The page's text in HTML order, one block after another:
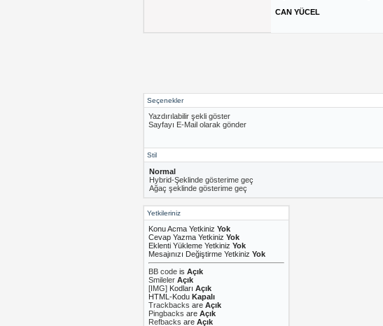
CAN YÜCEL
Seçenekler
Yazdırılabilir şekli göster
Sayfayı E-Mail olarak gönder
Stil
Normal
Hybrid-Şeklinde gösterime geç
Ağaç şeklinde gösterime geç
Yetkileriniz
Konu Acma Yetkiniz Yok
Cevap Yazma Yetkiniz Yok
Eklenti Yükleme Yetkiniz Yok
Mesajınızı Değiştirme Yetkiniz Yok
BB codeis Açık
Smileler Açık
[IMG]Kodları Açık
HTML-Kodu Kapalı
Trackbacks are Açık
Pingbacks are Açık
Refbacks are Açık